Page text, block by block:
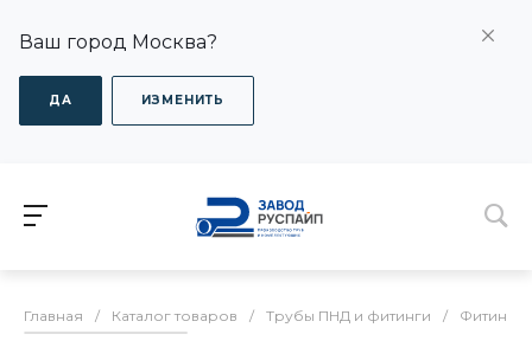
Ваш город Москва?
ДА ИЗМЕНИТЬ
Главная / Каталог товаров / Трубы ПНД и фитинги / Фитинги